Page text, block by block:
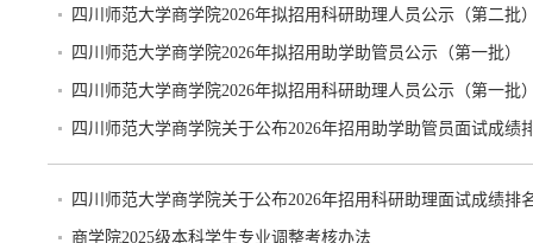
四川师范大学商学院2026年拟招用科研助理人员公示（第二批
四川师范大学商学院2026年拟招用助学助管员公示（第一批）
四川师范大学商学院2026年拟招用科研助理人员公示（第一批
四川师范大学商学院关于公布2026年招用助学助管员面试成绩
四川师范大学商学院关于公布2026年招用科研助理面试成绩排
商学院2025级本科学生专业调整考核办法